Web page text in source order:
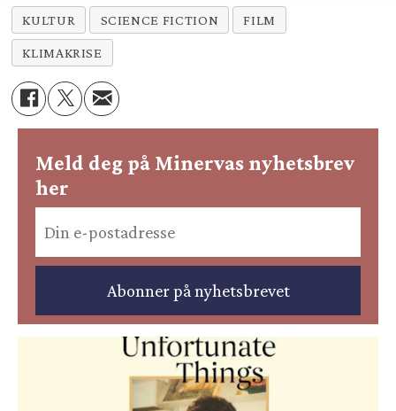
KULTUR SCIENCE FICTION FILM
KLIMAKRISE
Meld deg på Minervas nyhetsbrev
her